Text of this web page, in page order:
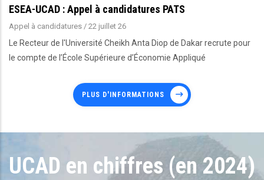
ESEA-UCAD : Appel à candidatures PATS
Appel à candidatures / 22 juillet 26
Le Recteur de l'Université Cheikh Anta Diop de Dakar recrute pour
le compte de l’École Supérieure d’Économie Appliqué
PLUS D'INFORMATIONS
UCAD en chiffres (en 2024)